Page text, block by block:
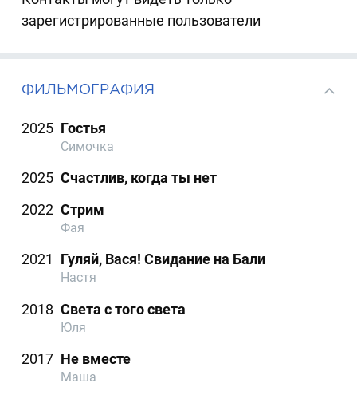
зарегистрированные пользователи
ФИЛЬМОГРАФИЯ
2025 Гостья
Симочка
2025 Счастлив, когда ты нет
2022 Стрим
Фая
2021 Гуляй, Вася! Свидание на Бали
Настя
2018 Света с того света
Юля
2017 Не вместе
Маша